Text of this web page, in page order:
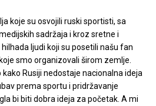
koje su osvojili ruski sportisti, sa
sadržaja i kroz sretne i
ljudi koji su posetili našu fan
smo organizovali širom zemlje.
Rusiji nedostaje nacionalna ideja
prema sportu i pridržavanje
bi biti dobra ideja za početak. A mi